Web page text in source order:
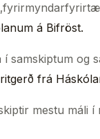
á Bifröst.
samskiptum og
frá
mestu máli